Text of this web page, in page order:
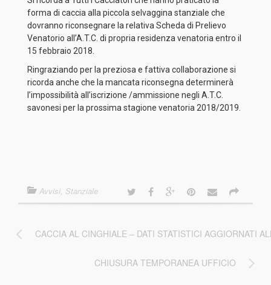
forma di caccia alla piccola selvaggina stanziale che
dovranno riconsegnare la relativa Scheda di Prelievo
Venatorio all’A.T.C. di propria residenza venatoria entro il
15 febbraio 2018.
Ringraziando per la preziosa e fattiva collaborazione si
ricorda anche che la mancata riconsegna determinerà
l’impossibilità all’iscrizione /ammissione negli A.T.C.
savonesi per la prossima stagione venatoria 2018/2019.
Avvisi, Stanziale
CACCIA AL CINGHIALE – DATI STATISTICI AGGIORNATI
CHIUSURA TEMPORANEA UFFICIO